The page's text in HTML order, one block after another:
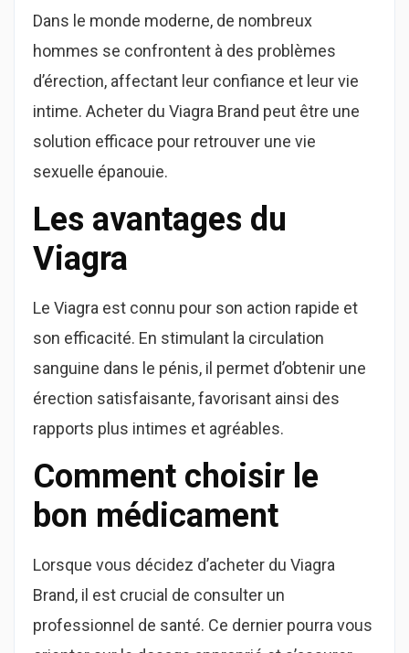
Dans le monde moderne, de nombreux
hommes se confrontent à des problèmes
d’érection, affectant leur confiance et leur vie
intime. Acheter du Viagra Brand peut être une
solution efficace pour retrouver une vie
sexuelle épanouie.
Les avantages du
Viagra
Le Viagra est connu pour son action rapide et
son efficacité. En stimulant la circulation
sanguine dans le pénis, il permet d’obtenir une
érection satisfaisante, favorisant ainsi des
rapports plus intimes et agréables.
Comment choisir le
bon médicament
Lorsque vous décidez d’acheter du Viagra
Brand, il est crucial de consulter un
professionnel de santé. Ce dernier pourra vous